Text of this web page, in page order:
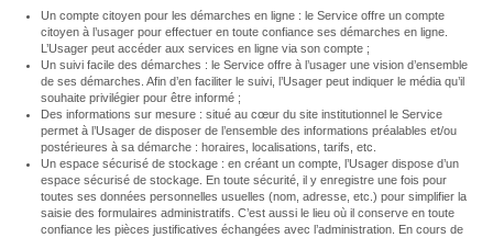
Un compte citoyen pour les démarches en ligne : le Service offre un compte
citoyen à l’usager pour effectuer en toute confiance ses démarches en ligne.
L’Usager peut accéder aux services en ligne via son compte ;
Un suivi facile des démarches : le Service offre à l’usager une vision d’ensemble
de ses démarches. Afin d’en faciliter le suivi, l’Usager peut indiquer le média qu’il
souhaite privilégier pour être informé ;
Des informations sur mesure : situé au cœur du site institutionnel le Service
permet à l’Usager de disposer de l’ensemble des informations préalables et/ou
postérieures à sa démarche : horaires, localisations, tarifs, etc.
Un espace sécurisé de stockage : en créant un compte, l’Usager dispose d’un
espace sécurisé de stockage. En toute sécurité, il y enregistre une fois pour
toutes ses données personnelles usuelles (nom, adresse, etc.) pour simplifier la
saisie des formulaires administratifs. C’est aussi le lieu où il conserve en toute
confiance les pièces justificatives échangées avec l’administration. En cours de